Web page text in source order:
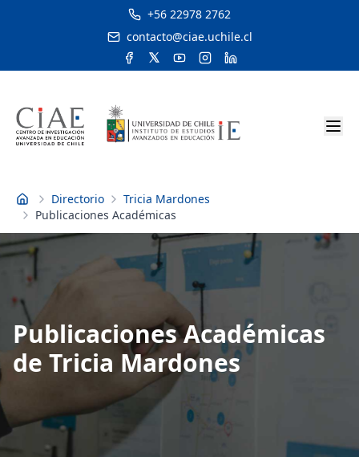
+56 22978 2762
contacto@ciae.uchile.cl
Inicio Directorio
Tricia Mardones
Publicaciones Académicas
Publicaciones Académicas
de Tricia Mardones